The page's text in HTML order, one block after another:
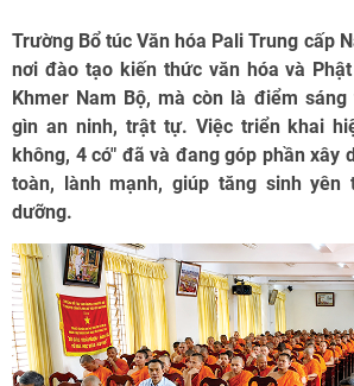
Trường Bổ túc Văn hóa Pali Trung cấp
nơi đào tạo kiến thức văn hóa và
Khmer Nam Bộ, mà còn là điểm
gìn an ninh, trật tự. Việc triển khai
không, 4 có" đã và đang góp phần xây
toàn, lành mạnh, giúp tăng sinh
dưỡng.